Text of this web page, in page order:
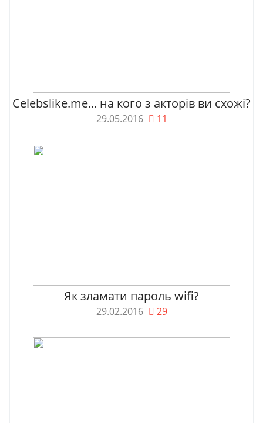
Celebslike.me... на кого з акторів ви схожі?
29.05.2016 11
Як зламати пароль wifi?
29.02.2016 29